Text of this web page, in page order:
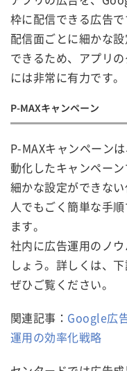
枠に配信できる広告で
配信面ごとに細かな
できるため、アプリ
には非常に有力です。
P-MAXキャンペーン
P-MAXキャンペーン
動化したキャンペーン
細かな設定ができな
人でもごく簡単な手
ます。
社内に広告運用のノ
しょう。詳しくは、
ぜひご覧ください。
関連記事： Google広
運用の効率化戦略